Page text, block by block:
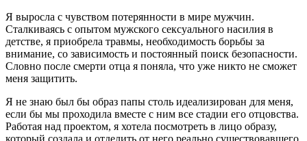
Я выросла с чувством потерянности в мире мужчин.
Сталкиваясь с опытом мужского сексуального насилия в
детстве, я приобрела травмы, необходимость борьбы за
внимание, со зависимость и постоянный поиск безопасности.
Словно после смерти отца я поняла, что уже никто не сможет
меня защитить.
Я не знаю был бы образ папы столь идеализирован для меня,
если бы мы проходила вместе с ним все стадии его отцовства.
Работая над проектом, я хотела посмотреть в лицо образу,
который создала и отделить от него реально существовавшего